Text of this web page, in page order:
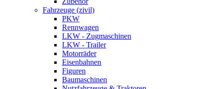
Fahrzeuge (zivil)
PKW
Rennwagen
LKW - Zugmaschinen
LKW - Trailer
Motorräder
Eisenbahnen
Figuren
Baumaschinen